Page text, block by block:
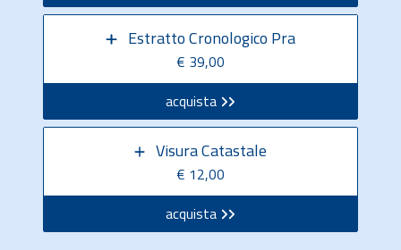
Estratto Cronologico Pra
€ 39,00
acquista
Visura Catastale
€ 12,00
acquista